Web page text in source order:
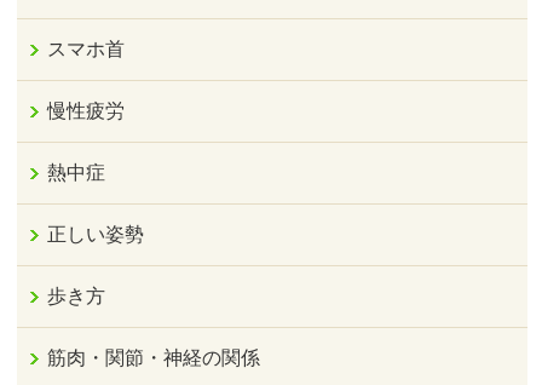
スマホ首
慢性疲労
熱中症
正しい姿勢
歩き方
筋肉・関節・神経の関係